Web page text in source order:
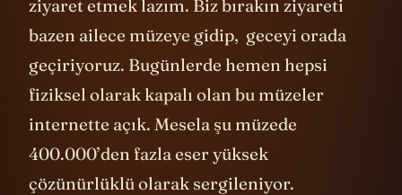
ziyaret etmek lazım. Biz bırakın ziyareti
bazen ailece müzeye gidip, geceyi orada
geçiriyoruz. Bugünlerde hemen hepsi
fiziksel olarak kapalı olan bu müzeler
internette açık. Mesela şu müzede
400.000’den fazla eser yüksek
çözünürlüklü olarak sergileniyor.